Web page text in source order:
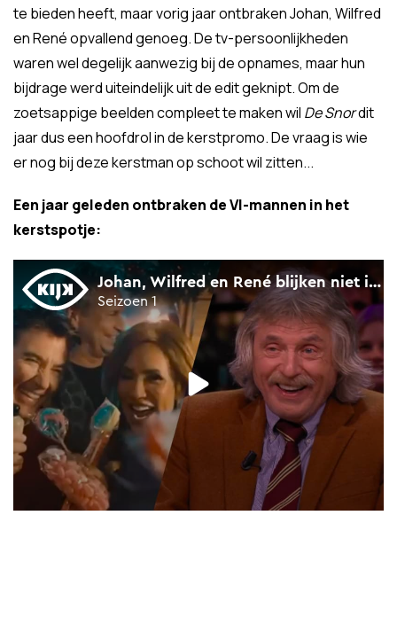
te bieden heeft, maar vorig jaar ontbraken Johan, Wilfred
en René opvallend genoeg. De tv-persoonlijkheden
waren wel degelijk aanwezig bij de opnames, maar hun
bijdrage werd uiteindelijk uit de edit geknipt. Om de
zoetsappige beelden compleet te maken wil De Snordit
jaar dus een hoofdrol in de kerstpromo. De vraag is wie
er nog bij deze kerstman op schoot wil zitten...
Een jaar geleden ontbraken de VI-mannen in het
kerstspotje: